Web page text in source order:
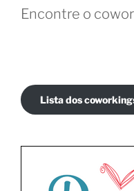
Encontre o
Lista dos